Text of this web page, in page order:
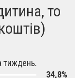
то
тиждень.
34,8%